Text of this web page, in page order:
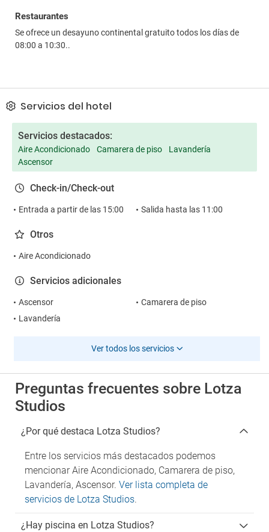
Restaurantes
Se ofrece un desayuno continental gratuito todos los días de
08:00 a 10:30..
Servicios del hotel
Servicios destacados:
Aire Acondicionado Camarera de piso
Lavandería
Ascensor
Check-in/Check-out
Entrada a partir de las 15:00 Salida hasta las 11:00
Otros
Aire Acondicionado
Servicios adicionales
Ascensor
Camarera de piso
Lavandería
Ver todos los servicios
Preguntas frecuentes sobre Lotza
Studios
¿Por qué destaca Lotza Studios?
Entre los servicios más destacados podemos
mencionar Aire Acondicionado, Camarera de piso,
Lavandería, Ascensor. Ver lista completa de
servicios de Lotza Studios.
¿Hay piscina en Lotza Studios?